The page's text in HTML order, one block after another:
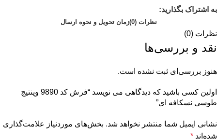
به اشتراک بگذارید:
نظرات (0) زمان تحویل و نحوه ارسال
نظرات (0)
نقد و بررسی‌ها
هنوز بررسی‌ای ثبت نشده است.
اولین کسی باشید که دیدگاهی می نویسد “فرش کد 9890 وینتیج
طوسی نسکافه ای”
نشانی ایمیل شما منتشر نخواهد شد. بخش‌های موردنیاز علامت‌گذاری
شده‌اند *